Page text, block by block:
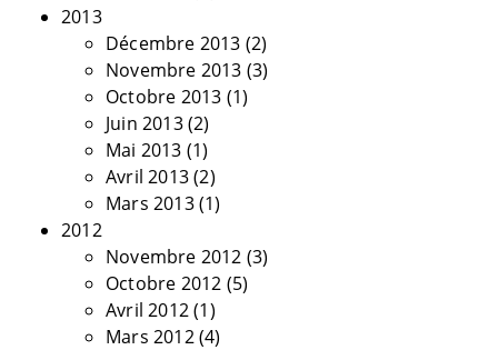
2013
Décembre 2013 (2)
Novembre 2013 (3)
Octobre 2013 (1)
Juin 2013(2)
Mai 2013 (1)
Avril 2013(2)
Mars 2013(1)
2012
Novembre 2012 (3)
Octobre 2012 (5)
Avril 2012(1)
Mars 2012(4)